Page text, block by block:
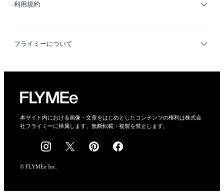
利用規約
利用規約
フライミーについて
会社概要
採用情報
本サイト内における画像・文章をはじめとしたコンテンツの権利は株式会
社フライミーに帰属します。無断転載・複製を禁止します。
© FLYMEe Inc.